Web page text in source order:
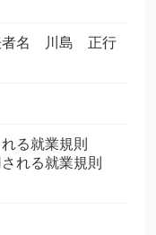
名 川島 正行
れる就業規則
される就業規則